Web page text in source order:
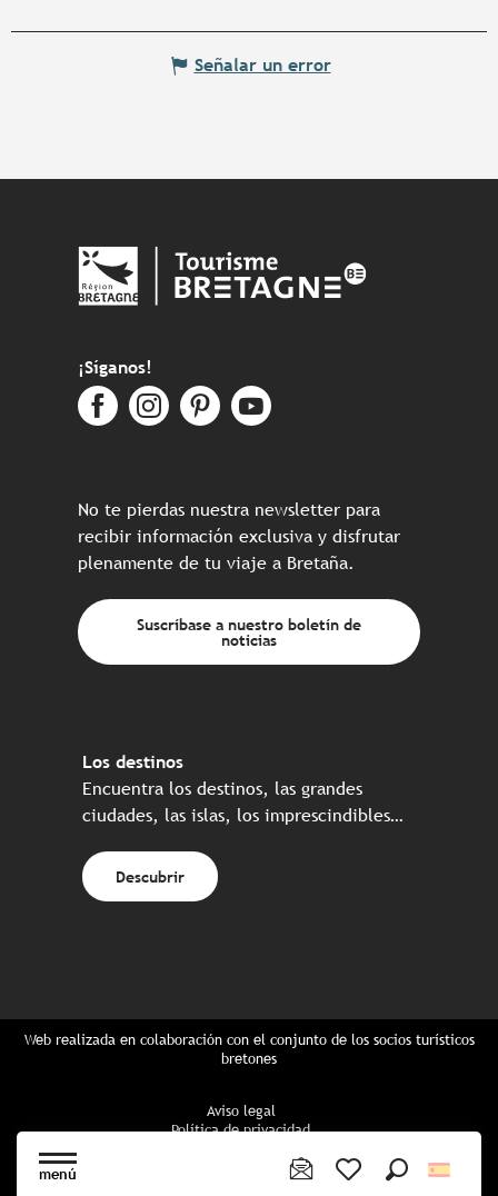
menú
Señalar un error
¡Síganos!
No te pierdas nuestra newsletter para
recibir información exclusiva y disfrutar
plenamente de tu viaje a Bretaña.
Suscríbase a nuestro boletín de
noticias
Los destinos
Encuentra los destinos, las grandes
ciudades, las islas, los imprescindibles…
Descubrir
Web realizada en colaboración con el conjunto de los socios turísticos
bretones
Aviso legal
Política de privacidad
Configuración de cookies